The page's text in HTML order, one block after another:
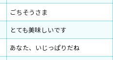
ごちそうさま
とても美味しいです
あなた、いじっぱりだね